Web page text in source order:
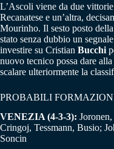
L’Ascoli viene da due
Recanatese e un’altra,
Mourinho. Il sesto posto
stato senza dubbio un
investire su Cristian Bucchi
nuovo tecnico possa dare
scalare ulteriormente la
PROBABILI
VENEZIA (4-3-3):
Cringoj, Tessmann, Busio;
Soncin